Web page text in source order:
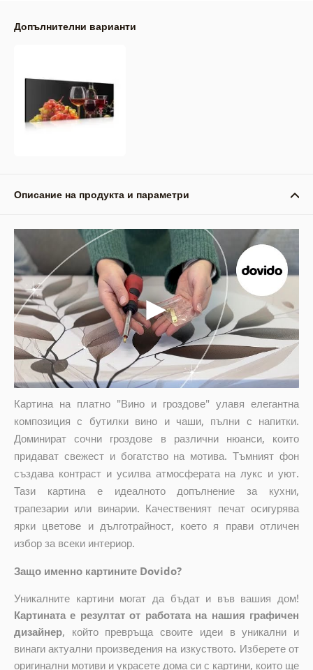
Допълнителни варианти
Описание на продукта и параметри
Картина на платно "Вино и гроздове" улавя елегантна
композиция с бутилки вино и чаши, пълни с напитки.
Доминират сочни гроздове в различни нюанси, които
придават свежест и богатство на мотива. Тъмният фон
създава контраст и усилва атмосферата на лукс и уют.
Тази картина е идеалното допълнение за кухни,
трапезарии или винарии. Качественият печат осигурява
ярки цветове и дълготрайност, което я прави отличен
избор за всеки интериор.
Защо именно картините Dovido?
Уникалните картини могат да бъдат и във вашия дом!
Картината е резултат от работата на нашия графичен
дизайнер, койтопревръща своите идеи в уникални и
винаги актуални произведения на изкуството. Изберете от
оригинални мотиви и украсете дома си с картини, които ще